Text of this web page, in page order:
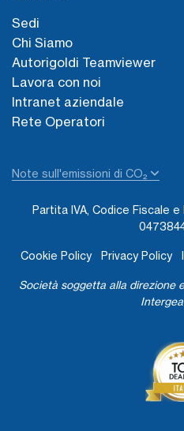
Sedi
Chi Siamo
Autorigoldi Teamviewer
Lavora con noi
Intranet aziendale
Rete Operatori
Note sull'emissioni di CO₂
Partita IVA, Codice Fiscale
Cookie Policy Privacy Policy
Società soggetta alla direzione
Intergea